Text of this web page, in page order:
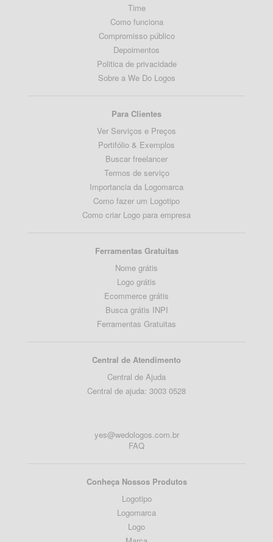
Time
Como funciona
Compromisso público
Depoimentos
Politica de privacidade
Sobre a We Do Logos
Para Clientes
Ver Serviços e Preços
Portifólio & Exemplos
Buscar freelancer
Termos de serviço
Importancia da Logomarca
Como fazer um Logotipo
Como criar Logo para empresa
Ferramentas Gratuitas
Nome grátis
Logo grátis
Ecommerce grátis
Busca grátis INPI
Ferramentas Gratuitas
Central de Atendimento
Central de Ajuda
Central de ajuda: 3003 0528
yes@wedologos.com.br
FAQ
Conheça Nossos Produtos
Logotipo
Logomarca
Logo